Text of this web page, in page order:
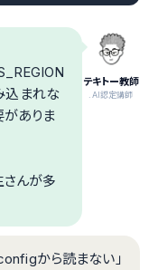
テキトー教師
.AI認定講師
込まれな
がありま
さんが多
から読まない」